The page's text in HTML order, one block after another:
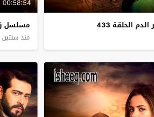
الحلقة 433
00:58:54
مسلسل
منذ سنتين